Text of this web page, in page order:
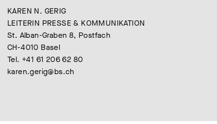
KAREN N. GERIG
LEITERIN PRESSE & KOMMUNIKATION
St. Alban-Graben 8, Postfach
CH-4010 Basel
Tel. +41 61 206 62 80
karen.gerig@bs.ch